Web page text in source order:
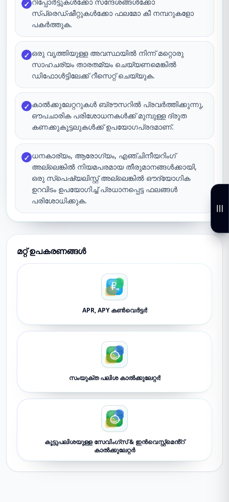
✓
സ്പ്രെഡ്ഷീറ്റുകൾക്കോ ഫലമോ കീ നമ്പറുകളോ
പകർത്തുക.
✓ ഒരു വൃത്തിയുള്ള അവസ്ഥയിൽ നിന്ന് മറ്റൊരു
സാഹചര്യം താരതമ്യം ചെയ്യണമെങ്കിൽ
ഡിഫോൾട്ടിലേക്ക് റീസെറ്റ് ചെയ്യുക.
✓ കാൽക്കുലേറ്ററുകൾ ബ്രൗസറിൽ പ്രവർത്തിക്കുന്നു,
ഔപചാരിക പരിശോധനകൾക്ക് മുമ്പുള്ള ദ്രുത
കണക്കുകൂട്ടലുകൾക്ക് ഉപയോഗപ്രദമാണ്.
✓ ധനകാര്യം, ആരോഗ്യം, എഞ്ചിനീയറിംഗ്
അല്ലെങ്കിൽ നിയമപരമായ തീരുമാനങ്ങൾക്കായി,
ഒരു സ്പെഷ്യലിസ്റ്റ് അല്ലെങ്കിൽ ഔദ്യോഗിക
ഉറവിടം ഉപയോഗിച്ച് പ്രധാനപ്പെട്ട ഫലങ്ങൾ
പരിശോധിക്കുക.
മറ്റ് ഉപകരണങ്ങൾ
APR, APY കൺവെർട്ടർ
സംയുക്ത പലിശ കാൽക്കുലേറ്റർ
കൂട്ടുപലിശയുള്ള സേവിംഗ്സ് & ഇൻവെസ്റ്റ്മെൻ്റ്
കാൽക്കുലേറ്റർ